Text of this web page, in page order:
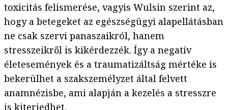
toxicitás felismerése, vagyis Wulsin szerint az,
hogy a betegeket az egészségügyi alapellátásban
ne csak szervi panaszaikról, hanem
stresszeikről is kikérdezzék. Így a negatív
életesemények és a traumatizáltság mértéke is
bekerülhet a szakszemélyzet által felvett
anamnézisbe, ami alapján a kezelés a stresszre
is kiterjedhet.